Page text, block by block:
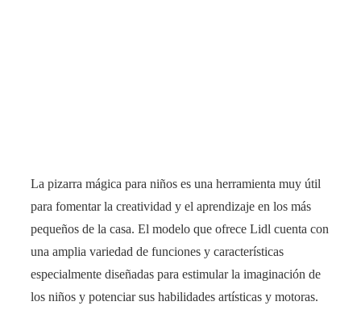
La pizarra mágica para niños es una herramienta muy útil
para fomentar la creatividad y el aprendizaje en los más
pequeños de la casa. El modelo que ofrece Lidl cuenta con
una amplia variedad de funciones y características
especialmente diseñadas para estimular la imaginación de
los niños y potenciar sus habilidades artísticas y motoras.